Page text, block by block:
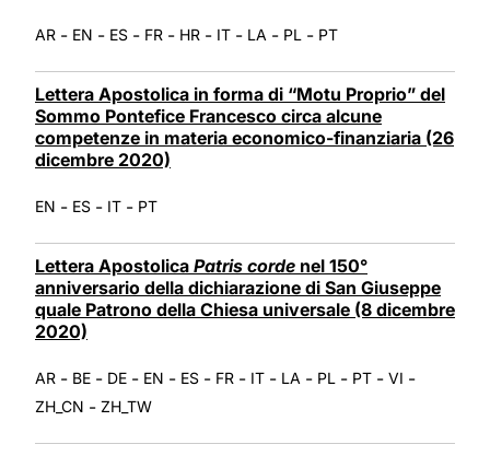
AR - EN - ES - FR - HR - IT - LA - PL - PT
Lettera Apostolica in forma di “Motu Proprio” del
Sommo Pontefice Francesco circa alcune
competenze in materia economico-finanziaria (26
dicembre 2020)
EN - ES - IT - PT
Lettera Apostolica Patris corde nel 150°
anniversario della dichiarazione di San Giuseppe
quale Patrono della Chiesa universale (8 dicembre
2020)
AR - BE - DE - EN - ES - FR - IT - LA - PL - PT - VI -
ZH_CN - ZH_TW